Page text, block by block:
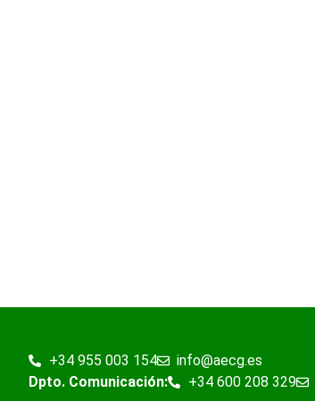
+34 955 003 154
info@aecg.es
Dpto. Comunicación:
+34 600 208 329